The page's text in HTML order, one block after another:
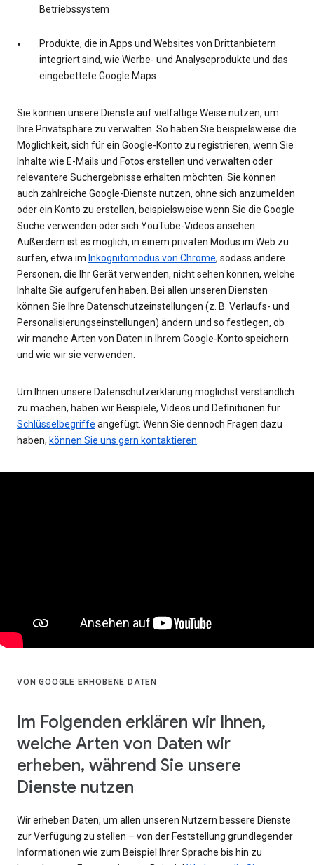
Betriebssystem
Produkte, die in Apps und Websites von Drittanbietern
integriert sind, wie Werbe- und Analyseprodukte und das
eingebettete Google Maps
Sie können unsere Dienste auf vielfältige Weise nutzen, um
Ihre Privatsphäre zu verwalten. So haben Sie beispielsweise die
Möglichkeit, sich für ein Google-Konto zu registrieren, wenn Sie
Inhalte wie E-Mails und Fotos erstellen und verwalten oder
relevantere Suchergebnisse erhalten möchten. Sie können
auch zahlreiche Google-Dienste nutzen, ohne sich anzumelden
oder ein Konto zu erstellen, beispielsweise wenn Sie die Google
Suche verwenden oder sich YouTube-Videos ansehen.
Außerdem ist es möglich, in einem privaten Modus im Web zu
surfen, etwa im Inkognitomodus von Chrome, sodass andere
Personen, die Ihr Gerät verwenden, nicht sehen können, welche
Inhalte Sie aufgerufen haben. Bei allen unseren Diensten
können Sie Ihre Datenschutzeinstellungen (z. B. Verlaufs- und
Personalisierungseinstellungen) ändern und so festlegen, ob
wir manche Arten von Daten in Ihrem Google-Konto speichern
und wie wir sie verwenden.
Um Ihnen unsere Datenschutzerklärung möglichst verständlich
zu machen, haben wir Beispiele, Videos und Definitionen für
Schlüsselbegriffe angefügt. Wenn Sie dennoch Fragen dazu
haben, können Sie uns gern kontaktieren
VON GOOGLE ERHOBENE DATEN
Im Folgenden erklären wir Ihnen,
welche Arten von Daten wir
erheben, während Sie unsere
Dienste nutzen
Wir erheben Daten, um allen unseren Nutzern bessere Dienste
zur Verfügung zu stellen – von der Feststellung grundlegender
Informationen wie zum Beispiel Ihrer Sprache bis hin zu